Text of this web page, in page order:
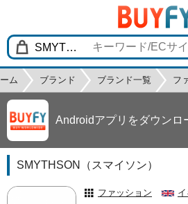
ム ブランド ブランド一覧 フ
Androidアプリをダウンロ
SMYTHSON（スマイソン）
ファッション